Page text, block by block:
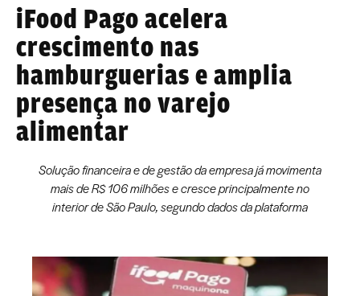
iFood Pago acelera
crescimento nas
hamburguerias e amplia
presença no varejo
alimentar
Solução financeira e de gestão da empresa já movimenta
mais de R$ 106 milhões e cresce principalmente no
interior de São Paulo, segundo dados da plataforma